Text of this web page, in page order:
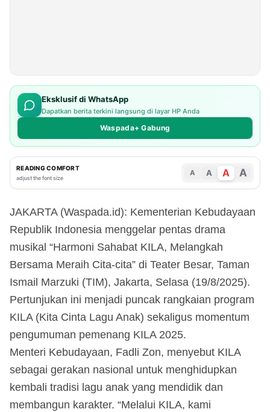
Eksklusif di WhatsApp
Dapatkan berita terkini langsung di layar HP Anda
Waspada+ Gabung
READING COMFORT
adjust the font size
A A A A
JAKARTA (Waspada.id): Kementerian Kebudayaan
Republik Indonesia menggelar pentas drama
musikal “Harmoni Sahabat KILA, Melangkah
Bersama Meraih Cita-cita” di Teater Besar, Taman
Ismail Marzuki (TIM), Jakarta, Selasa (19/8/2025).
Pertunjukan ini menjadi puncak rangkaian program
KILA (Kita Cinta Lagu Anak) sekaligus momentum
pengumuman pemenang KILA 2025.
Menteri Kebudayaan, Fadli Zon, menyebut KILA
sebagai gerakan nasional untuk menghidupkan
kembali tradisi lagu anak yang mendidik dan
membangun karakter. “Melalui KILA, kami